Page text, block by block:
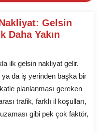
Gelsin
Daha Yakın
ilk gelsin nakliyat gelir.
da iş yerinden başka bir
planlanması gereken
trafik, farklı il koşulları,
gibi pek çok faktör,